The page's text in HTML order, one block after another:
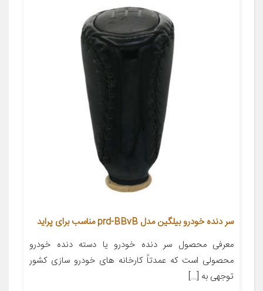
سر دنده خودرو بیلگین مدل prd-BBvB مناسب برای پراید
معرفی محصول سر دنده خودرو یا دسته دنده خودرو
محصولی است که عمدتاً کارخانه های خودرو سازی کشور
توجهی به […]